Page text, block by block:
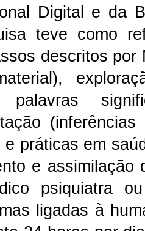
Digital e da
teve como
descritos
palavras
práticas em
e
psiquiatra
ligadas à